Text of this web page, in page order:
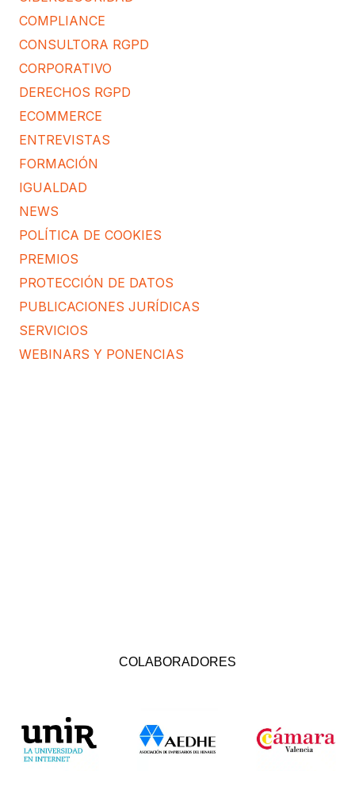
COMPLIANCE
CONSULTORA RGPD
CORPORATIVO
DERECHOS RGPD
ECOMMERCE
ENTREVISTAS
FORMACIÓN
IGUALDAD
NEWS
POLÍTICA DE COOKIES
PREMIOS
PROTECCIÓN DE DATOS
PUBLICACIONES JURÍDICAS
SERVICIOS
WEBINARS Y PONENCIAS
COLABORADORES